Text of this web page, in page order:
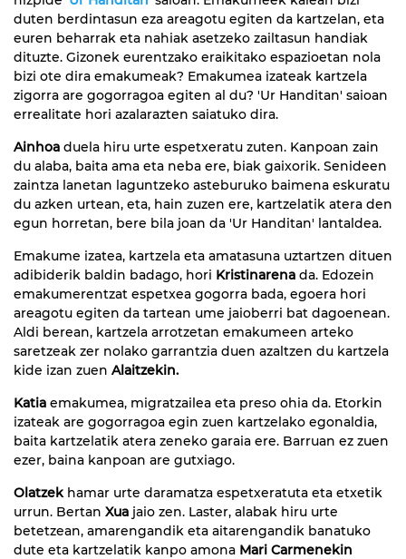
duten berdintasun eza areagotu egiten da kartzelan, eta
euren beharrak eta nahiak asetzeko zailtasun handiak
dituzte. Gizonek eurentzako eraikitako espazioetan nola
bizi ote dira emakumeak? Emakumea izateak kartzela
zigorra are gogorragoa egiten al du? 'Ur Handitan' saioan
errealitate hori azalarazten saiatuko dira.
Ainhoa duela hiru urte espetxeratu zuten. Kanpoan zain
du alaba, baita ama eta neba ere, biak gaixorik. Senideen
zaintza lanetan laguntzeko asteburuko baimena eskuratu
du azken urtean, eta, hain zuzen ere, kartzelatik atera den
egun horretan, bere bila joan da 'Ur Handitan' lantaldea.
Emakume izatea, kartzela eta amatasuna uztartzen dituen
adibiderik baldin badago, hori Kristinarena da. Edozein
emakumerentzat espetxea gogorra bada, egoera hori
areagotu egiten da tartean ume jaioberri bat dagoenean.
Aldi berean, kartzela arrotzetan emakumeen arteko
saretzeak zer nolako garrantzia duen azaltzen du kartzela
kide izan zuen Alaitzekin.
Katia emakumea, migratzailea eta preso ohia da. Etorkin
izateak are gogorragoa egin zuen kartzelako egonaldia,
baita kartzelatik atera zeneko garaia ere. Barruan ez zuen
ezer, baina kanpoan are gutxiago.
Olatzek hamar urte daramatza espetxeratuta eta etxetik
urrun. Bertan Xua jaio zen. Laster, alabak hiru urte
betetzean, amarengandik eta aitarengandik banatuko
dute eta kartzelatik kanpo amona Mari Carmenekin